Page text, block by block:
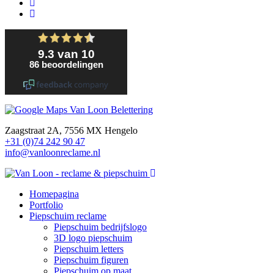
Zaagstraat 2A, 7556 MX Hengelo
+31 (0)74 242 90 47
info@vanloonreclame.nl
Homepagina
Portfolio
Piepschuim reclame
Piepschuim bedrijfslogo
3D logo piepschuim
Piepschuim letters
Piepschuim figuren